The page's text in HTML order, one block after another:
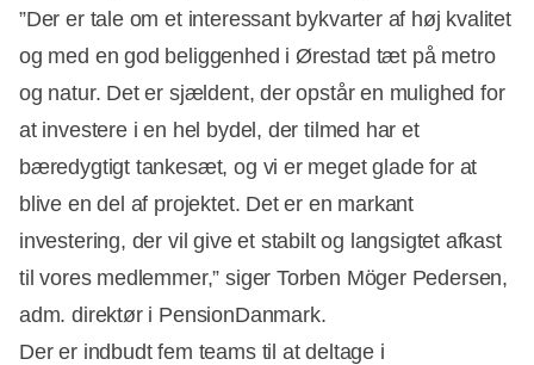
”Der er tale om et interessant bykvarter af høj kvalitet
og med en god beliggenhed i Ørestad tæt på metro
og natur. Det er sjældent, der opstår en mulighed for
at investere i en hel bydel, der tilmed har et
bæredygtigt tankesæt, og vi er meget glade for at
blive en del af projektet. Det er en markant
investering, der vil give et stabilt og langsigtet afkast
til vores medlemmer,” siger Torben Möger Pedersen,
adm. direktør i PensionDanmark.
Der er indbudt fem teams til at deltage i